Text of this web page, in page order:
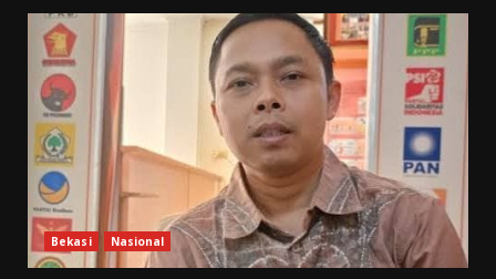
Bekasi Nasional